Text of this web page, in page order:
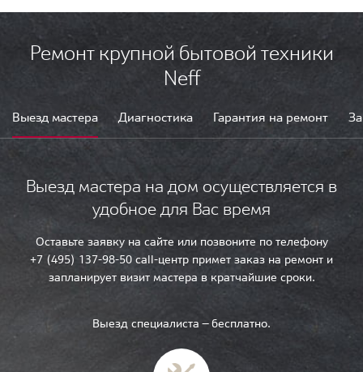
Ремонт крупной бытовой техники
Neff
Выезд мастера Диагностика Гарантия на ремонт
Выезд мастера на дом осуществляется в
удобное для Вас время
Оставьте заявку на сайте или позвоните по телефону
+7 (495) 137-98-50 call-центр примет заказ на ремонт и
запланирует визит мастера в кратчайшие сроки.
Выезд специалиста — бесплатно.